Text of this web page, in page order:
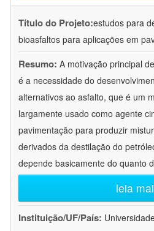
Título do Projeto:estudos para
bioasfaltos para aplicações em
Resumo: A motivação principal
é a necessidade do
alternativos ao asfalto, que é um
largamente usado como agente
pavimentação para produzir
derivados da destilação do
depende basicamente do quanto
leia
Instituição/UF/País: